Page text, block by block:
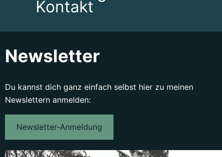
Kontakt
Newsletter
Du kannst dich ganz einfach selbst hier zu meinen
Newslettern anmelden:
Newsletter-Anmeldung